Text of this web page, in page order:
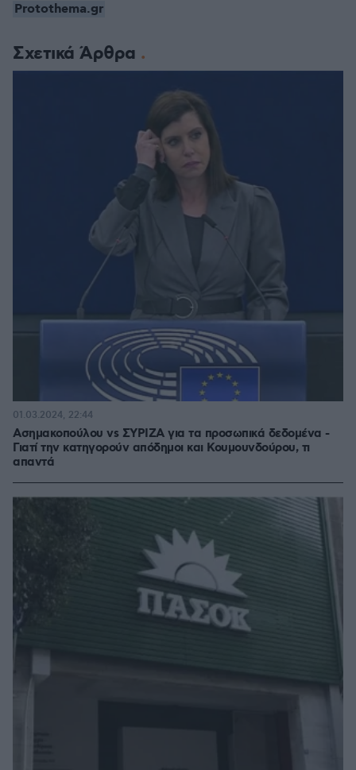
Σχετικά Άρθρα
Ασημακοπούλου vs ΣΥΡΙΖΑ για τα προσωπικά δεδομένα -
Γιατί την κατηγορούν απόδημοι και Κουμουνδούρου, τι
απαντά
01.03.2024, 22:44
Protothema.gr